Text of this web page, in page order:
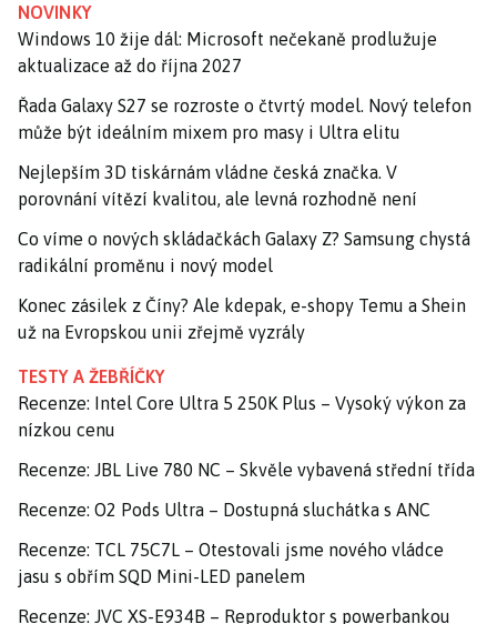
NOVINKY
Windows 10 žije dál: Microsoft nečekaně prodlužuje
aktualizace až do října 2027
Řada Galaxy S27 se rozroste o čtvrtý model. Nový telefon
může být ideálním mixem pro masy i Ultra elitu
Nejlepším 3D tiskárnám vládne česká značka. V
porovnání vítězí kvalitou, ale levná rozhodně není
Co víme o nových skládačkách Galaxy Z? Samsung chystá
radikální proměnu i nový model
Konec zásilek z Číny? Ale kdepak, e-shopy Temu a Shein
už na Evropskou unii zřejmě vyzrály
TESTY A ŽEBŘÍČKY
Recenze: Intel Core Ultra 5 250K Plus – Vysoký výkon za
nízkou cenu
Recenze: JBL Live 780 NC – Skvěle vybavená střední třída
Recenze: O2 Pods Ultra – Dostupná sluchátka s ANC
Recenze: TCL 75C7L – Otestovali jsme nového vládce
jasu s obřím SQD Mini-LED panelem
Recenze: JVC XS-E934B – Reproduktor s powerbankou